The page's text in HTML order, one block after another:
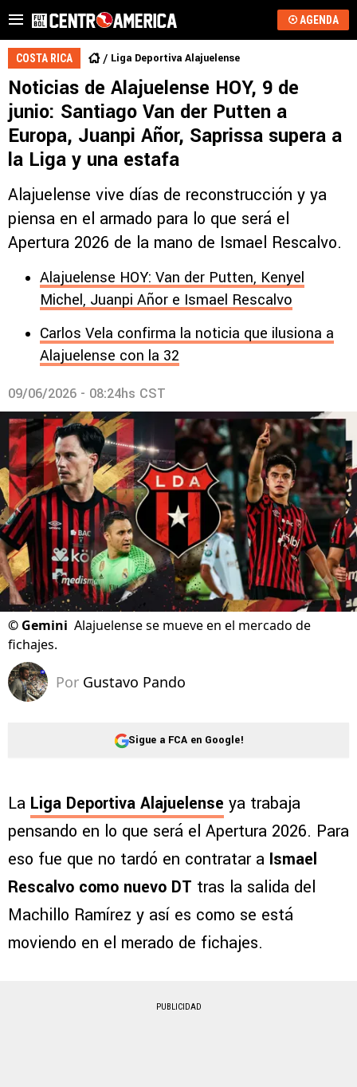
AGENDA
COSTA RICA Liga Deportiva Alajuelense
Noticias de Alajuelense HOY, 9 de
junio: Santiago Van der Putten a
Europa, Juanpi Añor, Saprissa supera a
la Liga y una estafa
Alajuelense vive días de reconstrucción y ya
piensa en el armado para lo que será el
Apertura 2026 de la mano de Ismael Rescalvo.
Alajuelense HOY: Van der Putten, Kenyel
Michel, Juanpi Añor e Ismael Rescalvo
Carlos Vela confirma la noticia que ilusiona a
Alajuelense con la 32
09/06/2026 - 08:24hs CST
© Gemini Alajuelense se mueve en el mercado de
fichajes.
Por Gustavo Pando
Sigue a FCA en Google!
La Liga Deportiva Alajuelense ya trabaja
pensando en lo que será el Apertura 2026. Para
eso fue que no tardó en contratar a Ismael
Rescalvo como nuevo DT tras la salida del
Machillo Ramírez y así es como se está
moviendo en el merado de fichajes.
PUBLICIDAD